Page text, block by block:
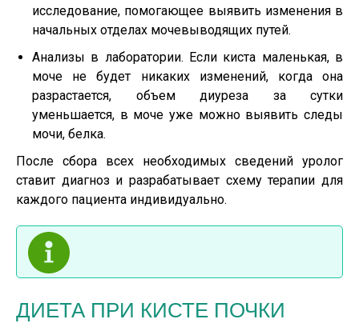
исследование, помогающее выявить изменения в
начальных отделах мочевыводящих путей.
Анализы в лаборатории. Если киста маленькая, в
моче не будет никаких изменений, когда она
разрастается, объем диуреза за сутки
уменьшается, в моче уже можно выявить следы
мочи, белка.
После сбора всех необходимых сведений уролог
ставит диагноз и разрабатывает схему терапии для
каждого пациента индивидуально.
ДИЕТА ПРИ КИСТЕ ПОЧКИ